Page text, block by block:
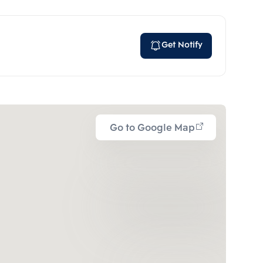
Get Notify
Go to Google Map